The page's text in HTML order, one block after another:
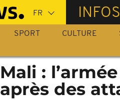
INFOS
SPORT CULTURE
Mali :
après des